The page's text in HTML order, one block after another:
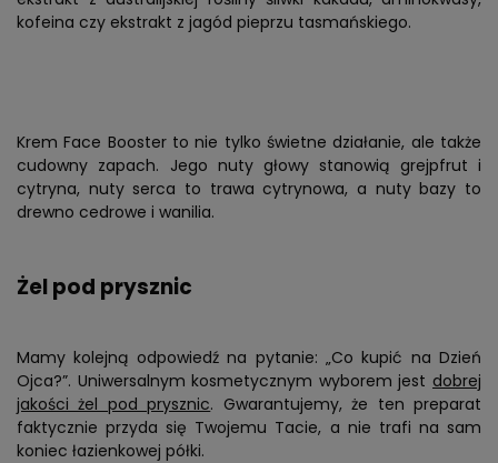
kofeina czy ekstrakt z jagód pieprzu tasmańskiego.
Krem Face Booster to nie tylko świetne działanie, ale także
cudowny zapach. Jego nuty głowy stanowią grejpfrut i
cytryna, nuty serca to trawa cytrynowa, a nuty bazy to
drewno cedrowe i wanilia.
Żel pod prysznic
Mamy kolejną odpowiedź na pytanie: „Co kupić na Dzień
Ojca?”. Uniwersalnym kosmetycznym wyborem jest dobrej
jakości żel pod prysznic. Gwarantujemy, że ten preparat
faktycznie przyda się Twojemu Tacie, a nie trafi na sam
koniec łazienkowej półki.